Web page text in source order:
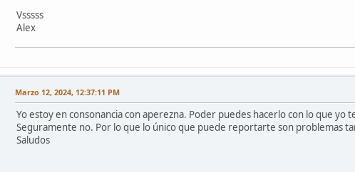
Vsssss
Alex
Marzo 12, 2024, 12:37:11 PM
Yo estoy en consonancia con aperezna. Poder puedes hacerlo con lo que
Seguramente no. Por lo que lo único que puede reportarte son problemas
Saludos